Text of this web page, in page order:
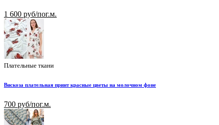
1 600 руб/пог.м.
Плательные ткани
Вискоза плательная принт красные цветы на молочном фоне
700 руб/пог.м.